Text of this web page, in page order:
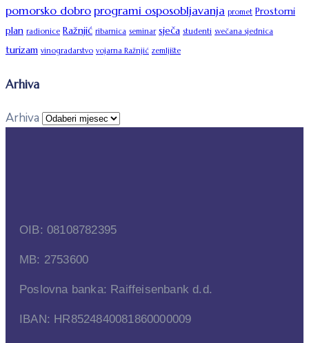
pomorsko dobroprogrami osposobljavanja promet Prostorni
plan radionice Ražnjić ribarnica seminar sječa studenti svečana sjednica
turizam vinogradarstvo vojarna Ražnjić zemljište
Arhiva
Arhiva
OIB: 08108782395
MB: 2753600
Poslovna banka: Raiffeisenbank d.d.
IBAN: HR8524840081860000009